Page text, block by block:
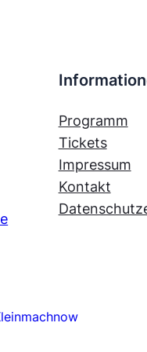
Programm
Tickets
Impressum
Kontakt